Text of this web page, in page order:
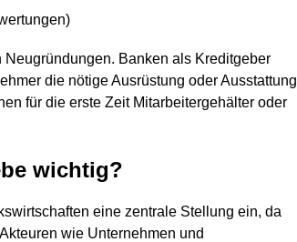
)
Banken als Kreditgeber
die nötige Ausrüstung oder Ausstattung
für die erste Zeit Mitarbeitergehälter oder
wichtig?
eine zentrale Stellung ein, da
wie Unternehmen und